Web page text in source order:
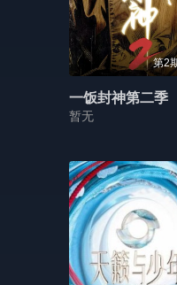
第2
一饭封神第二季
暂无